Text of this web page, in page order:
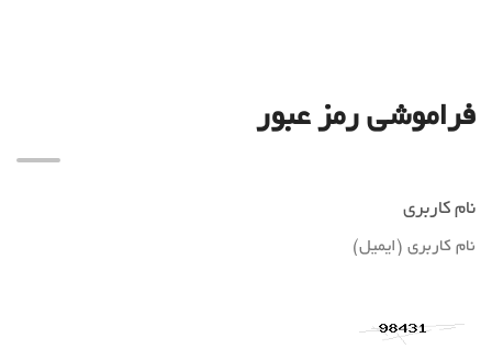
فراموشی رمز عبور
نام کاربری